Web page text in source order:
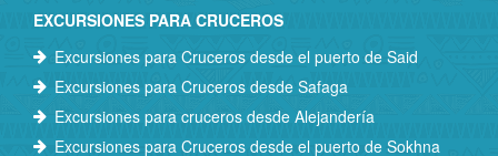
EXCURSIONES PARA CRUCEROS
Excursiones para Cruceros desde el puerto de Said
Excursiones para Cruceros desde Safaga
Excursiones para cruceros desde Alejandería
Excursiones para Cruceros desde el puerto de Sokhna